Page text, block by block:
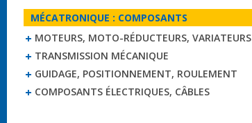
MÉCATRONIQUE : COMPOSANTS
MOTEURS, MOTO-RÉDUCTEURS, VARIATEURS
TRANSMISSION MÉCANIQUE
GUIDAGE, POSITIONNEMENT, ROULEMENT
COMPOSANTS ÉLECTRIQUES, CÂBLES